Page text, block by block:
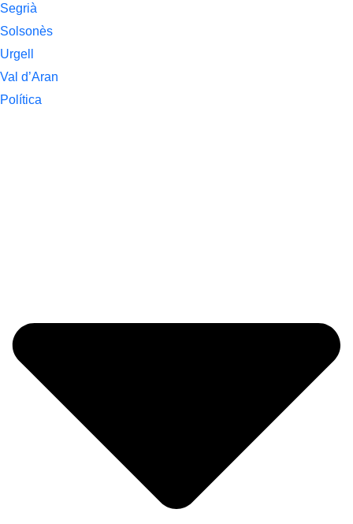
Segrià
Solsonès
Urgell
Val d’Aran
Política